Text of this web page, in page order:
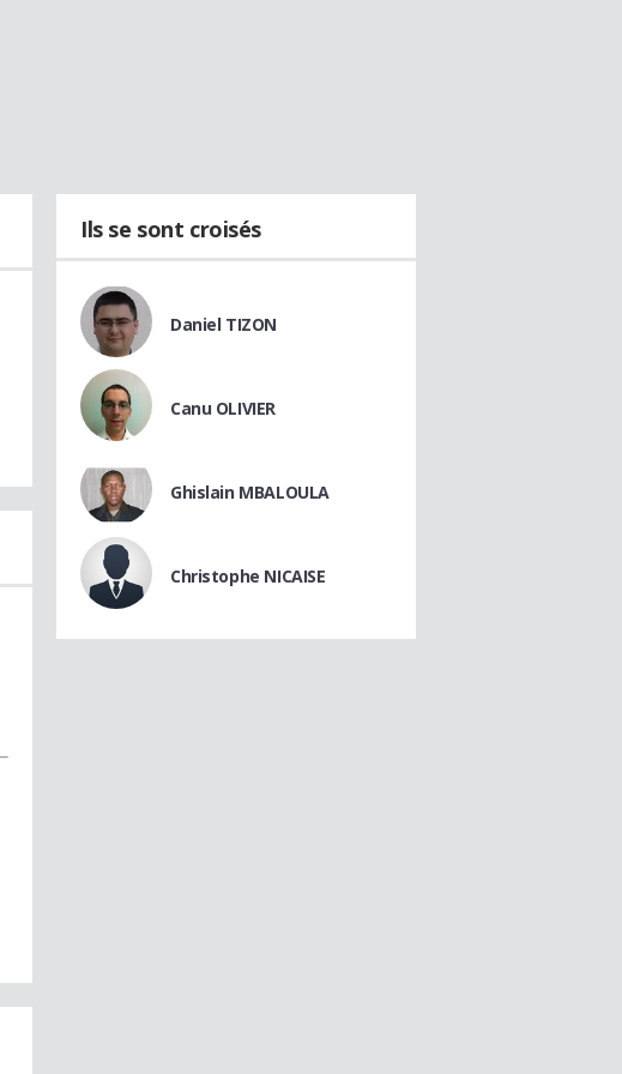
Ils se sont croisés
Daniel TIZON
Canu OLIVIER
Ghislain MBALOULA
Christophe NICAISE